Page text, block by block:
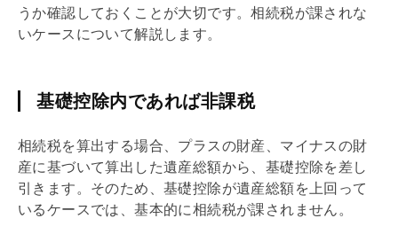
うか確認しておくことが大切です。相続税が課されな
いケースについて解説します。
基礎控除内であれば非課税
相続税を算出する場合、プラスの財産、マイナスの財
産に基づいて算出した遺産総額から、 基礎控除を差し
引きます。そのため、 基礎控除が遺産総額を上回って
いるケースでは、基本的に相続税が課されません。